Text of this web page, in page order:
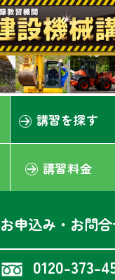
講習を探す
講習料金
お申込み・お問
0120-373-